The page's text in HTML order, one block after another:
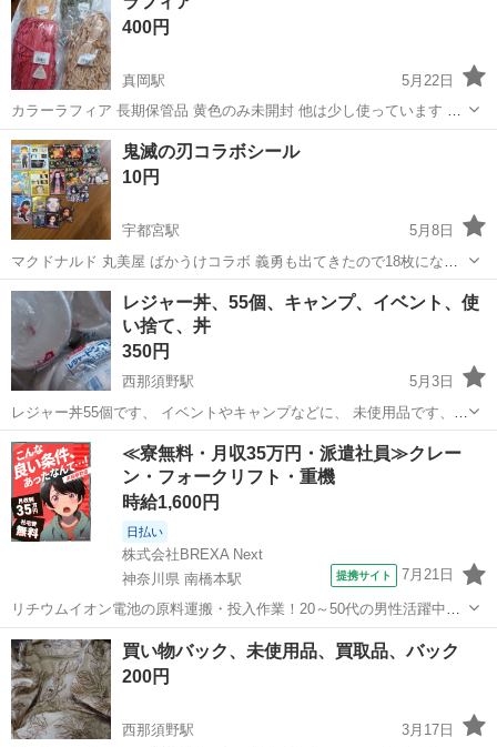
400円
真岡駅
5月22日
カラーラフィア 長期保管品 黄色のみ未開封 他は少し使っています 一
袋600円くらいだったと思います 4袋セットで400円 リースを作るとき
に使った残りです ドライフラワーをまとめたり 包装の装飾などにおす
すめ ハンドメ...
栃木 真岡市 真岡駅 ラッピング用品
鬼滅の刃コラボシール
10円
宇都宮駅
5月8日
マクドナルド 丸美屋 ばかうけコラボ 義勇も出てきたので18枚になり
ます。
栃木 宇都宮市 宇都宮駅 ラッピング用品 鬼滅の刃
レジャー丼、55個、キャンプ、イベント、使
い捨て、丼
350円
西那須野駅
5月3日
レジャー丼55個です、 イベントやキャンプなどに、 未使用品です、
画像でご確認ください、
栃木 那須塩原市 西那須野駅 ラッピング用品 画像
≪寮無料・月収35万円・派遣社員≫クレー
ン・フォークリフト・重機
時給1,600円
日払い
株式会社BREXA Next
神奈川県 南橋本駅
提携サイト 7月21日
リチウムイオン電池の原料運搬・投入作業！20～50代の男性活躍中★
ワンルーム寮完備！赴任旅費会社負担！年間休日130日★フォークリフ
ト免許お持ちの方、活躍中！就業先食堂利用可★《神奈川県相模原
市》 人気の工場のお仕事 ◇電...
神奈川 相模原市 南橋本駅 その他
買い物バック、未使用品、買取品、バック
200円
西那須野駅
3月17日